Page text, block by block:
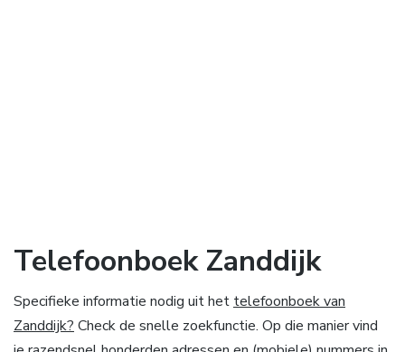
Telefoonboek Zanddijk
Specifieke informatie nodig uit het telefoonboek van
Zanddijk? Check de snelle zoekfunctie. Op die manier vind